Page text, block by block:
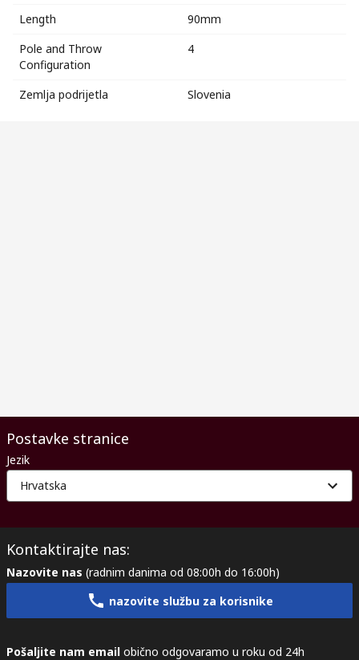
Length
90mm
Pole and Throw
Configuration
4
Zemlja podrijetla Slovenia
Postavke stranice
Jezik
Hrvatska
Kontaktirajte nas:
Nazovite nas (radnim danima od 08:00h do 16:00h)
nazovite službu za korisnike
Pošaljite nam email obično odgovaramo u roku od 24h